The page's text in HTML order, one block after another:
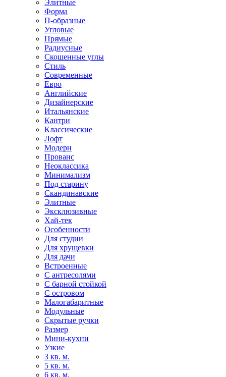
Элитные
Форма
П-образные
Угловые
Прямые
Радиусные
Скошенные углы
Стиль
Современные
Евро
Английские
Дизайнерские
Итальянские
Кантри
Классические
Лофт
Модерн
Прованс
Неоклассика
Минимализм
Под старину
Скандинавские
Элитные
Эксклюзивные
Хай-тек
Особенности
Для студии
Для хрущевки
Для дачи
Встроенные
С антресолями
С барной стойкой
С островом
Малогабаритные
Модульные
Скрытые ручки
Размер
Мини-кухни
Узкие
3 кв. м.
5 кв. м.
6 кв. м.